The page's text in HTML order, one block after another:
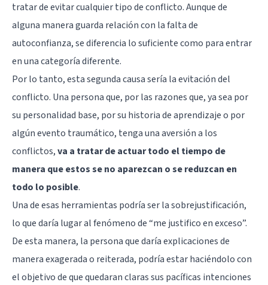
tratar de evitar cualquier tipo de conflicto. Aunque de
alguna manera guarda relación con la falta de
autoconfianza, se diferencia lo suficiente como para entrar
en una categoría diferente.
Por lo tanto, esta segunda causa sería la evitación del
conflicto. Una persona que, por las razones que, ya sea por
su personalidad base, por su historia de aprendizaje o por
algún evento traumático, tenga una aversión a los
conflictos,va a tratar de actuar todo el tiempo de
manera que estos se no aparezcan o se reduzcan en
todo lo posible.
Una de esas herramientas podría ser la sobrejustificación,
lo que daría lugar al fenómeno de “me justifico en exceso”.
De esta manera, la persona que daría explicaciones de
manera exagerada o reiterada, podría estar haciéndolo con
el objetivo de que quedaran claras sus pacíficas intenciones